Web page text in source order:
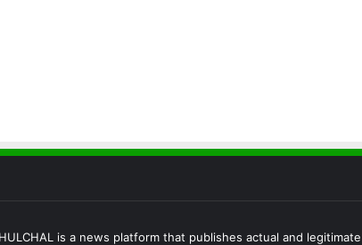
is a news platform that publishes actual and legitimate